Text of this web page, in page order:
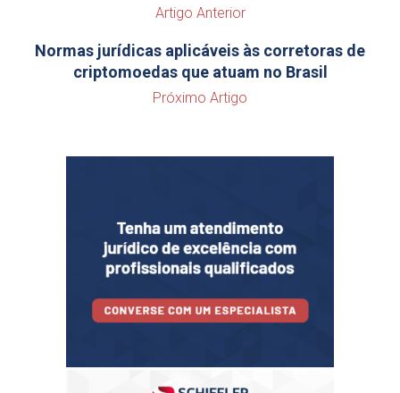
Artigo Anterior
Normas jurídicas aplicáveis às corretoras de
criptomoedas que atuam no Brasil
Próximo Artigo